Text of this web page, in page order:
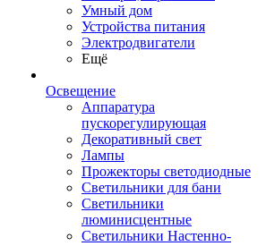
Умный дом
Устройства питания
Электродвигатели
Ещё
Освещение
Аппаратура
пускорегулирующая
Декоративный свет
Лампы
Прожекторы светодиодные
Светильники для бани
Светильники
люминисцентные
Светильники Настенно-